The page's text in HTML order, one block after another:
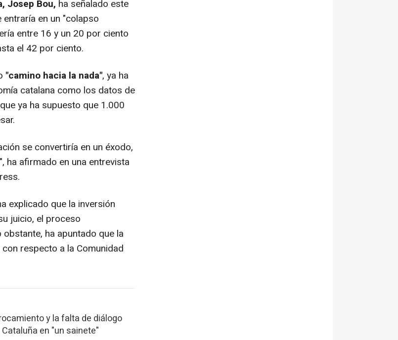
Josep Bou, ha señalado este
en un "colapso
entre 16 y un 20 por ciento
el 42 por ciento.
"camino hacia la nada", ya ha
catalana como los datos de
ya ha supuesto que 1.000
se convertiría en un éxodo,
ha afirmado en una entrevista
explicado que la inversión
juicio, el proceso
ha apuntado que la
respecto a la Comunidad
y la falta de diálogo
en "un sainete"